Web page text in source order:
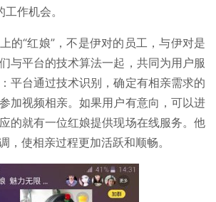
作机会。
“红娘”，不是伊对的员工，与伊对是
与平台的技术算法一起，共同为用户服
平台通过技术识别，确定有相亲需求的
加视频相亲。如果用户有意向，可以进
的就有一位红娘提供现场在线服务。他
，使相亲过程更加活跃和顺畅。